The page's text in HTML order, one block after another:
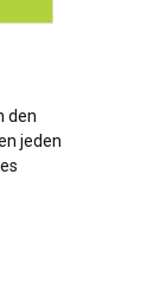
den
jeden